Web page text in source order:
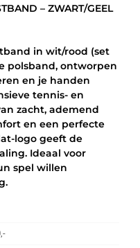
– ZWART/GEEL
in wit/rood (set
polsband, ontworpen
en je handen
tennis- en
zacht, ademend
en een perfecte
logo geeft de
Ideaal voor
spel willen